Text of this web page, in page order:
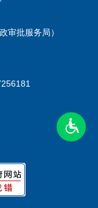
审批服务局）